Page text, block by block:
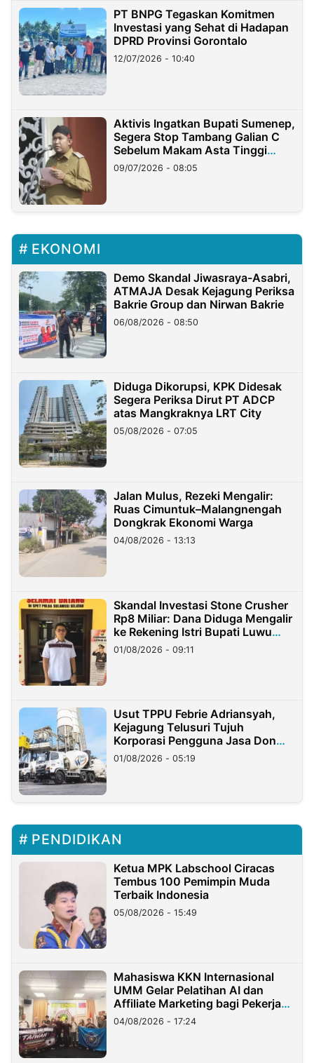
PT BNPG Tegaskan Komitmen
Investasi yang Sehat di Hadapan
DPRD Provinsi Gorontalo
12/07/2026 - 10:40
Aktivis Ingatkan Bupati Sumenep,
Segera Stop Tambang Galian C
Sebelum Makam Asta Tinggi
Longsor
09/07/2026 - 08:05
EKONOMI
Demo Skandal Jiwasraya-Asabri,
ATMAJA Desak Kejagung Periksa
Bakrie Group dan Nirwan Bakrie
06/08/2026 - 08:50
Diduga Dikorupsi, KPK Didesak
Segera Periksa Dirut PT ADCP
atas Mangkraknya LRT City
05/08/2026 - 07:05
Jalan Mulus, Rezeki Mengalir:
Ruas Cimuntuk–Malangnengah
Dongkrak Ekonomi Warga
04/08/2026 - 13:13
Skandal Investasi Stone Crusher
Rp8 Miliar: Dana Diduga Mengalir
ke Rekening Istri Bupati Luwu
Timur
01/08/2026 - 09:11
Usut TPPU Febrie Adriansyah,
Kejagung Telusuri Tujuh
Korporasi Pengguna Jasa Don
Ritto
01/08/2026 - 05:19
PENDIDIKAN
Ketua MPK Labschool Ciracas
Tembus 100 Pemimpin Muda
Terbaik Indonesia
05/08/2026 - 15:49
Mahasiswa KKN Internasional
UMM Gelar Pelatihan AI dan
Affiliate Marketing bagi Pekerja
Migran Indonesia di Taiwan
04/08/2026 - 17:24